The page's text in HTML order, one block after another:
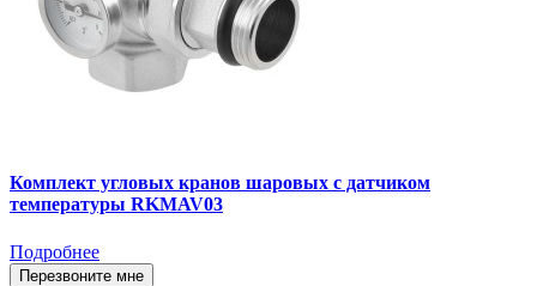
Комплект угловых кранов шаровых с датчиком
температуры RKMAV03
Подробнее
Перезвоните мне